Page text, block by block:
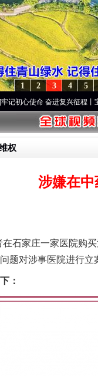
5
4
3
2
1
奋进复兴征程丨宝塔山下好
权
涉嫌在
家庄一家医院购买
题对涉事医院进行立
：